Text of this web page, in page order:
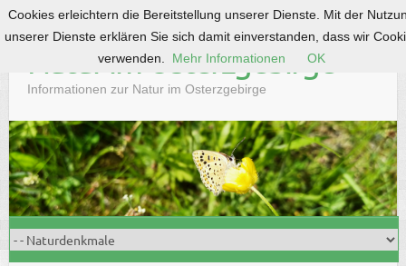
S
k
o
c
o
n
t
Natur im Osterzgebirge
Informationen zur Natur im Osterzgebirge
Cookies erleichtern die Bereitstellung unserer Dienste. Mit der
unserer Dienste erklären Sie sich damit einverstanden, dass wir
verwenden.
Mehr Informationen OK